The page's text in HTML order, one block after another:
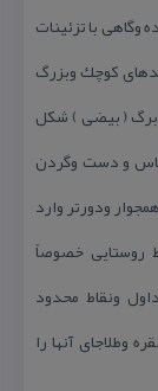
با تزئینات
كوچك وبزرگ
برگ ( بیضی ) شكل
و دست وگردن
ودورتر وارد
روستایی خصوصاً
ونقاط محدود
وطلاجای آنها را